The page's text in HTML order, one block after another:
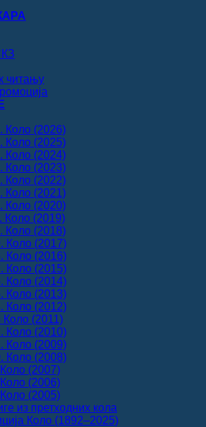
читању
Коло (2026)
Коло (2025)
Коло (2024)
Коло (2023)
Коло (2022)
Коло (2021)
Коло (2020)
Коло (2019)
Коло (2018)
Коло (2017)
Коло (2016)
Коло (2015)
Коло (2014)
Коло (2013)
Коло (2012)
Коло (2011)
Коло (2010)
Коло (2009)
Коло (2008)
(2007)
(2006)
(2005)
из претходних кола
Коло (1892‒2025)